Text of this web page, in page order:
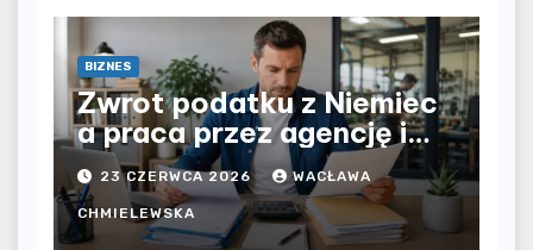
BIZNES
Zwrot podatku z Niemiec
a praca przez agencję i
bezpośrednio u
pracodawcy – jak
rozliczyć oba źródła
23 CZERWCA 2026 WACŁAWA
CHMIELEWSKA